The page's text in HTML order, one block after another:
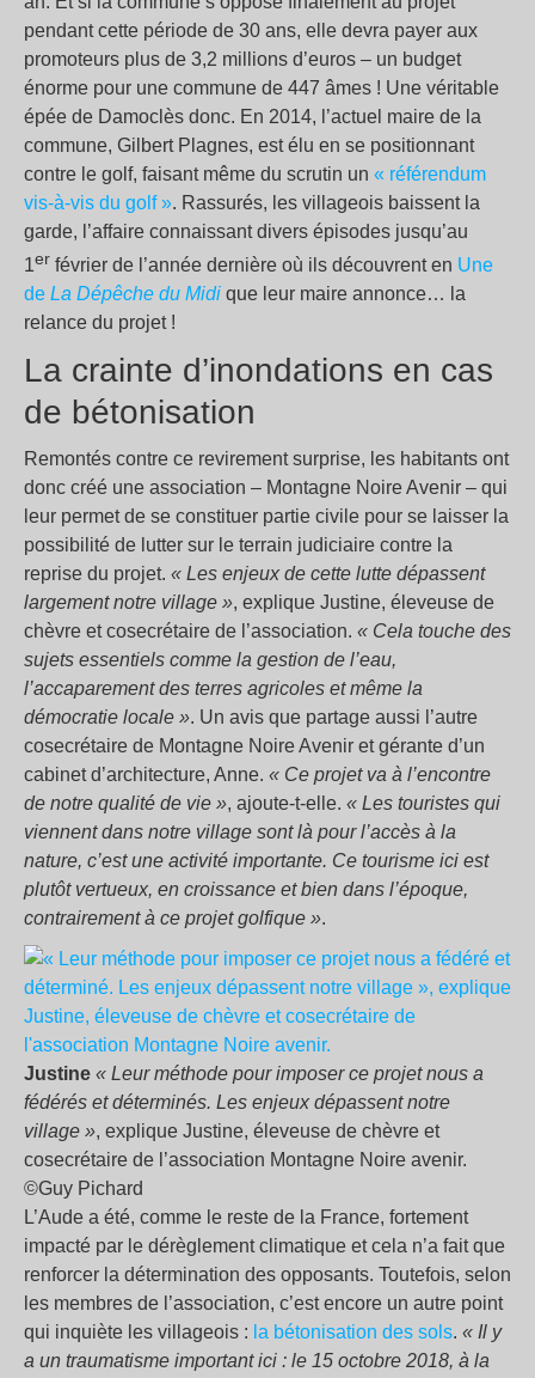
pendant cette période de 30 ans, elle devra payer aux
promoteurs plus de 3,2 millions d’euros – un budget
énorme pour une commune de 447 âmes ! Une véritable
épée de Damoclès donc. En 2014, l’actuel maire de la
commune, Gilbert Plagnes, est élu en se positionnant
contre le golf, faisant même du scrutin un « référendum
vis-à-vis du golf ». Rassurés, les villageois baissent la
garde, l’affaire connaissant divers épisodes jusqu’au
1er février de l’année dernière où ils découvrent en Une
de La Dépêche du Midi que leur maire annonce… la
relance du projet !
La crainte d’inondations en cas
de bétonisation
Remontés contre ce revirement surprise, les habitants ont
donc créé une association – Montagne Noire Avenir – qui
leur permet de se constituer partie civile pour se laisser la
possibilité de lutter sur le terrain judiciaire contre la
reprise du projet. « Les enjeux de cette lutte dépassent
largement notre village », explique Justine, éleveuse de
chèvre et cosecrétaire de l’association. « Cela touche des
sujets essentiels comme la gestion de l’eau,
l’accaparement des terres agricoles et même la
démocratie locale ». Un avis que partage aussi l’autre
cosecrétaire de Montagne Noire Avenir et gérante d’un
cabinet d’architecture, Anne. « Ce projet va à l’encontre
de notre qualité de vie », ajoute-t-elle. « Les touristes qui
viennent dans notre village sont là pour l’accès à la
nature, c’est une activité importante. Ce tourisme ici est
plutôt vertueux, en croissance et bien dans l’époque,
contrairement à ce projet golfique ».
Justine « Leur méthode pour imposer ce projet nous a
fédérés et déterminés. Les enjeux dépassent notre
village », explique Justine, éleveuse de chèvre et
cosecrétaire de l’association Montagne Noire avenir.
©Guy Pichard
L’Aude a été, comme le reste de la France, fortement
impacté par le dérèglement climatique et cela n’a fait que
renforcer la détermination des opposants. Toutefois, selon
les membres de l’association, c’est encore un autre point
qui inquiète les villageois : la bétonisation des sols. « Il y
a un traumatisme important ici : le 15 octobre 2018, à la